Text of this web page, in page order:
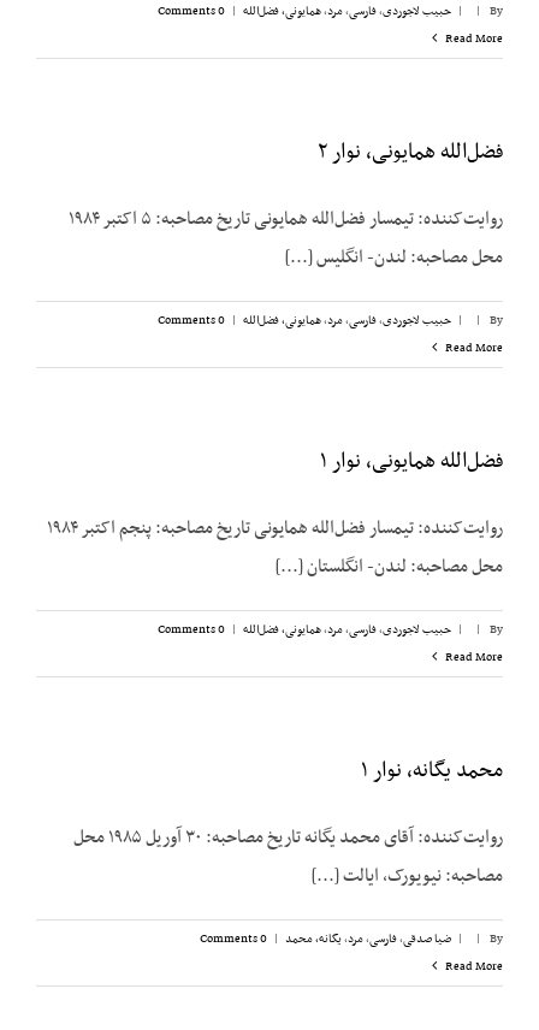
By
|
| حبیب لاجوردی,فارسی,مرد,همایونی، فضل‌الله |
0 Comments
Read More
فضل‌الله همایونی، نوار ۲
روایت‌کننده: تیمسار فضل‌الله همایونی تاریخ مصاحبه: ۵ اکتبر ۱۹۸۴
محل مصاحبه: لندن- انگلیس [...]
By
|
| حبیب لاجوردی,فارسی,مرد,همایونی، فضل‌الله |
0 Comments
Read More
فضل‌الله همایونی، نوار ۱
روایت‌کننده: تیمسار فضل‌الله همایونی تاریخ مصاحبه: پنجم اکتبر ۱۹۸۴
محل مصاحبه: لندن- انگلستان [...]
By
|
| حبیب لاجوردی,فارسی,مرد,همایونی، فضل‌الله |
0 Comments
Read More
محمد یگانه، نوار ۱
روایت‌کننده: آقای محمد یگانه تاریخ مصاحبه: ۳۰ آوریل ۱۹۸۵ محل
مصاحبه: نیویورک، ایالت [...]
By
|
| ضیا صدقی,فارسی,مرد,یگانه، محمد |
0 Comments
Read More